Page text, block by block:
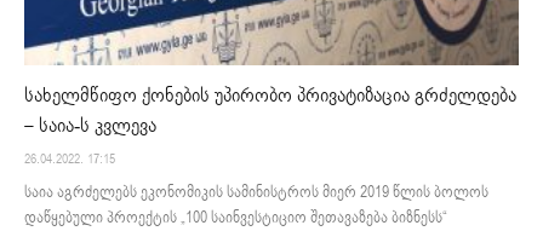
სახელმწიფო ქონების უპირობო პრივატიზაცია გრძელდება
– საია-ს კვლევა
26.04.2022. 17:15
საია აგრძელებს ეკონომიკის სამინისტროს მიერ 2019 წლის ბოლოს
დაწყებული პროექტის „100 საინვესტიციო შეთავაზება ბიზნესს“